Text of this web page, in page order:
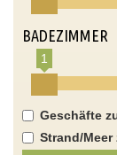
BADEZIMMER
1
Geschäfte
Strand/